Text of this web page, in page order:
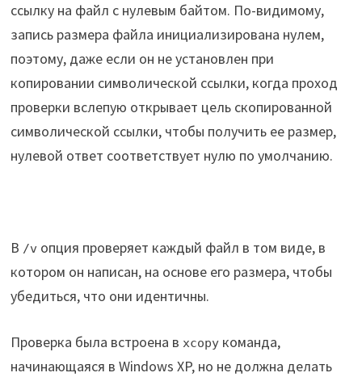
ссылку на файл с нулевым байтом. По-видимому,
запись размера файла инициализирована нулем,
поэтому, даже если он не установлен при
копировании символической ссылки, когда проход
проверки вслепую открывает цель скопированной
символической ссылки, чтобы получить ее размер,
нулевой ответ соответствует нулю по умолчанию.
В /v опция проверяет каждый файл в том виде, в
котором он написан, на основе его размера, чтобы
убедиться, что они идентичны.
Проверка была встроена в xcopyкоманда,
начинающаяся в Windows XP, но не должна делать